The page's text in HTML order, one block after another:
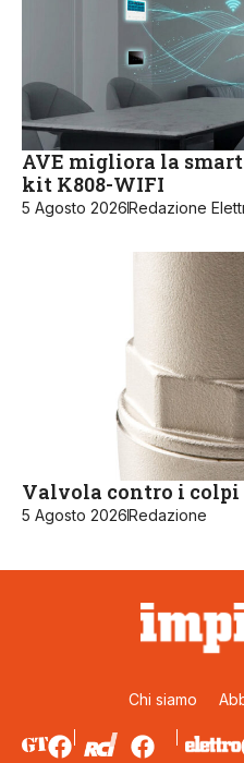
AVE migliora la
kit K808-WIFI
5 Agosto 2026Redazione
Valvola contro i colpi
5 Agosto 2026Redazione
Chi siamo